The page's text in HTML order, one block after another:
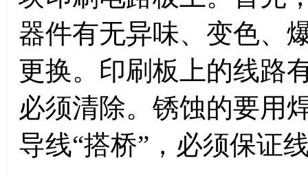
器件有无异味、变色、
更换。印刷板上的线路
必须清除。锈蚀的要用
导线“搭桥”，必须保证